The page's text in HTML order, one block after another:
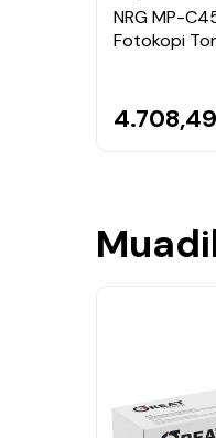
NRG MP-
Fotokopi
4.708,49